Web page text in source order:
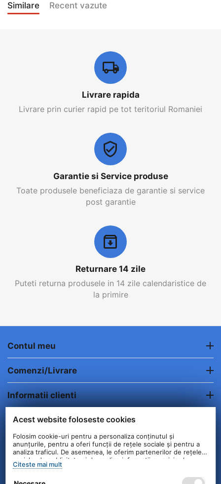
Similare Recent vazute
Livrare rapida
Livrare prin curier rapid pe tot teritoriul Romaniei
Garantie si Service produse
Toate produsele beneficiaza de garantie si service
post garantie
Returnare 14 zile
Puteti returna produsele in 14 zile calendaristice de
la primire
Contul meu
Comenzi/Livrare
Informatii clienti
Contact
© 2004 - 2026 Unick International. Instalat si
Configurat — © netSEO
Acest website foloseste cookies
Folosim cookie-uri pentru a personaliza conținutul și
anunțurile, pentru a oferi funcții de rețele sociale și pentru a
analiza traficul. De asemenea, le oferim partenerilor de rețele
sociale, de publicitate și de analize informații cu privire la
modul în care folosiți site-ul nostru. Aceștia le pot combina cu
Citeste mai mult